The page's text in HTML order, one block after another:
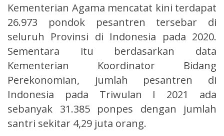
Kementerian Agama mencatat kini terdapat
26.973 pondok pesantren tersebar di
seluruh Provinsi di Indonesia pada 2020.
Sementara itu berdasarkan data
Kementerian Koordinator Bidang
Perekonomian, jumlah pesantren di
Indonesia pada Triwulan I 2021 ada
sebanyak 31.385 ponpes dengan jumlah
santri sekitar 4,29 juta orang.